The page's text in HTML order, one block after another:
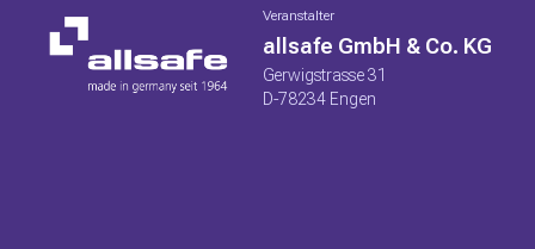
Veranstalter
allsafe GmbH & Co. KG
Gerwigstrasse 31
D-78234 Engen